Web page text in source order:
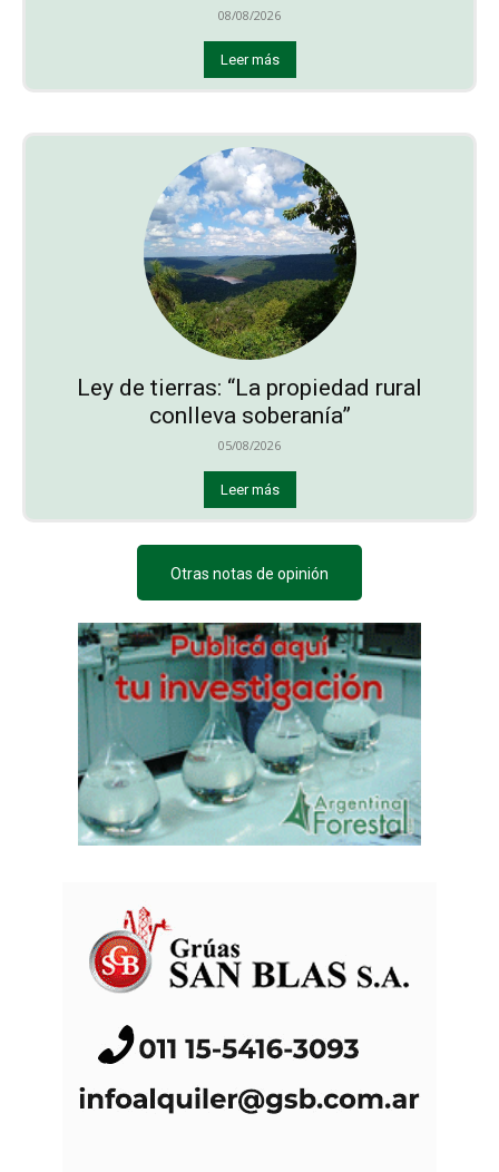
08/08/2026
Leer más
Ley de tierras: “La propiedad rural
conlleva soberanía”
05/08/2026
Leer más
Otras notas de opinión